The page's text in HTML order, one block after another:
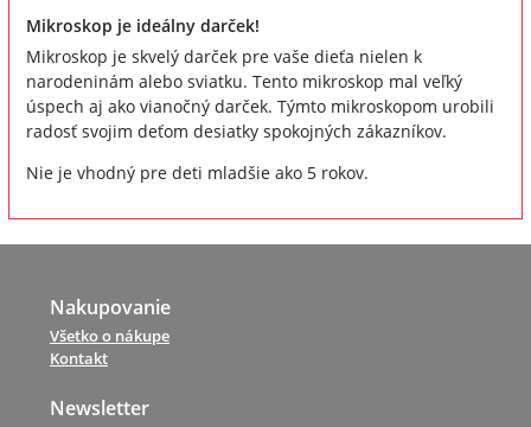
Mikroskop je ideálny darček!
Mikroskop je skvelý darček pre vaše dieťa nielen k
narodeninám alebo sviatku. Tento mikroskop mal veľký
úspech aj ako vianočný darček. Týmto mikroskopom urobili
radosť svojim deťom desiatky spokojných zákazníkov.
Nie je vhodný pre deti mladšie ako 5 rokov.
Nakupovanie
Všetko o nákupe
Kontakt
Newsletter